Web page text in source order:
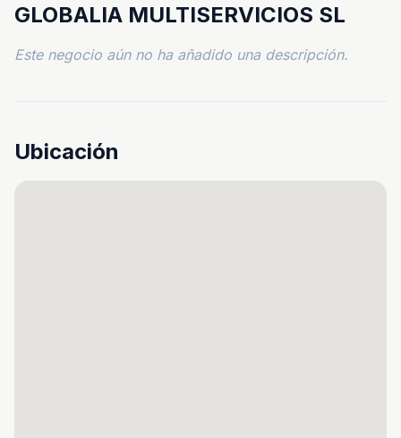
GLOBALIA MULTISERVICIOS SL
Este negocio aún no ha añadido una descripción.
Ubicación